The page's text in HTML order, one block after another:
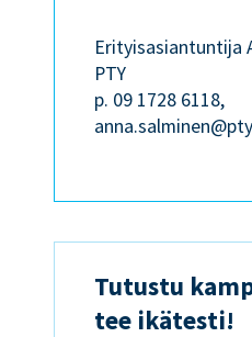
Erityisasiantuntija
PTY
p. 09 1728 6118,
Tutustu
tee ikätesti!